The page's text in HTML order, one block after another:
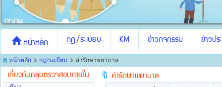
หน้าหลัก กฎ/ระเบียบ KM ข่าวกิจกรรม ข่าวป
หน้าหลัก กฎ/ระเบียบ ค่ารักษาพยาบาล
เกี่ยวกับกลุ่มตรวจสอบภายใน ค่ารักษาพยาบาล